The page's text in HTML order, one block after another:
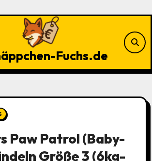
Fuchs.de
Paw Patrol (Baby-
Größe 3 (6kg-